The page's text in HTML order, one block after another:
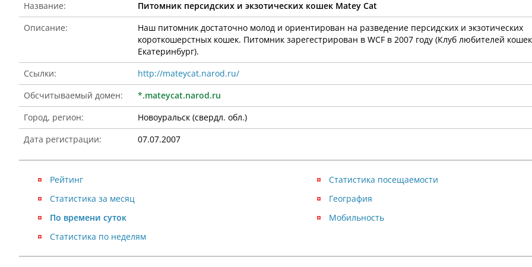
Название:
Питомник персидских и экзотических кошек Matey Cat
Описание:
Наш питомник достаточно молод и ориентирован на разведение персидских и экзотических
короткошерстных кошек. Питомник зарегестрирован в WCF в 2007 году (Клуб любителей
Екатеринбург).
Ссылки:
http://mateycat.narod.ru/
Обсчитываемый домен:
*.mateycat.narod.ru
Город, регион:
Новоуральск (свердл. обл.)
Дата регистрации:
07.07.2007
Рейтинг
Статистика посещаемости
Статистика за месяц
География
По времени суток
Мобильность
Статистика по неделям